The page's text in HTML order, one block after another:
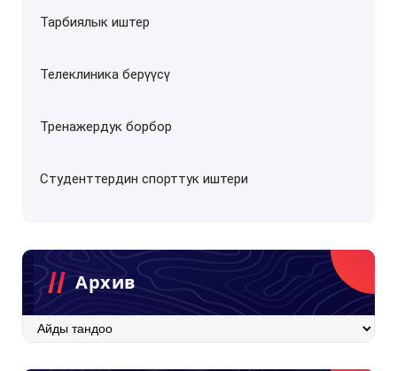
Тарбиялык иштер
Телеклиника берүүсү
Тренажердук борбор
Студенттердин спорттук иштери
Архив
Архив